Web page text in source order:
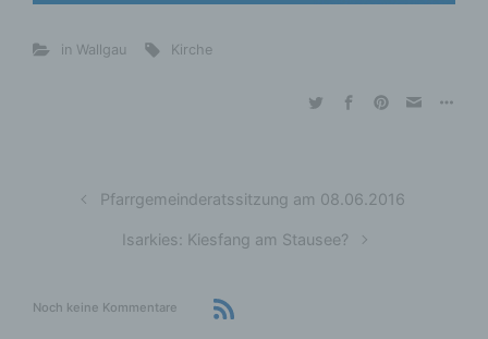
in Wallgau Kirche
Pfarrgemeinderatssitzung am 08.06.2016
Isarkies: Kiesfang am Stausee?
Noch keine Kommentare